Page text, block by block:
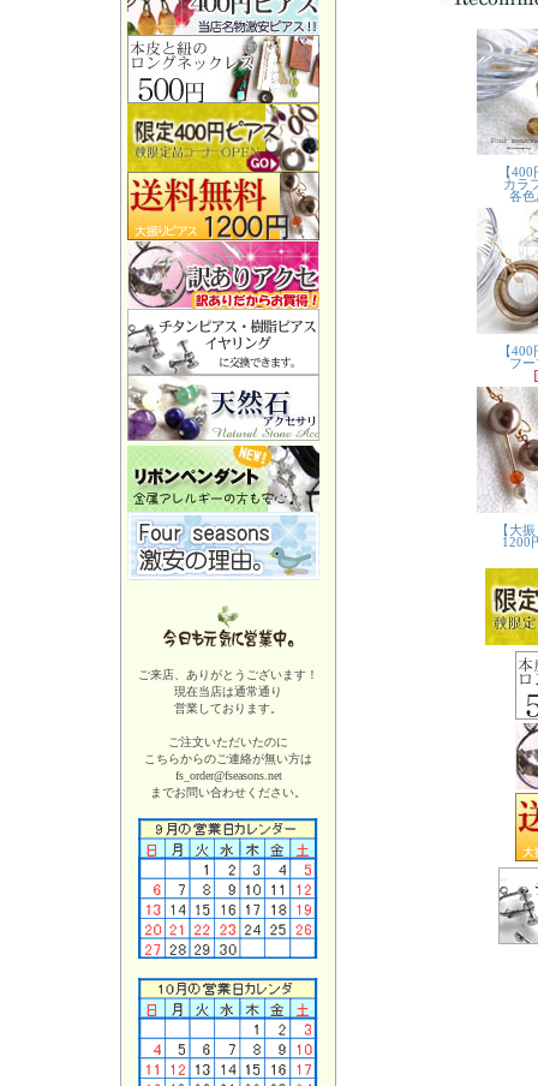
ご来店、ありがとうございます！
現在当店は通常通り
営業しております。
ご注文いただいたのに
こちらからのご連絡が無い方は
fs_order@fseasons.net
までお問い合わせください。